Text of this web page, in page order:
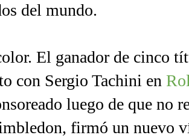
del mundo.
El ganador de cinco
con Sergio Tachini en
luego de que no
firmó un nuevo